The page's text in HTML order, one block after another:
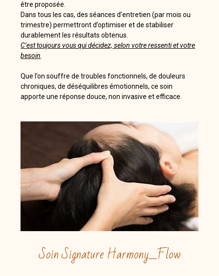
être proposée.
Dans tous les cas, des séances d’entretien (par mois ou
trimestre) permettront d’optimiser et de stabiliser
durablement les résultats obtenus.
C’est toujours vous qui décidez, selon votre ressenti et votre
besoin.
Que l’on souffre de troubles fonctionnels, de douleurs
chroniques, de déséquilibres émotionnels, ce soin
apporte une réponse douce, non invasive et efficace.
Soin Signature Harmony_Flow